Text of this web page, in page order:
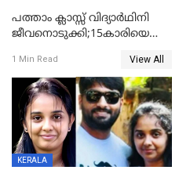
പത്താം ക്ലാസ്സ് വിദ്യാര്‍ഥിനി
ജീവനൊടുക്കി;15കാരിയെ
കിടപ്പുമുറിയില്‍ തൂങ്ങി മരിച്ച
നിലയിൽ
1 Min Read View All
KERALA